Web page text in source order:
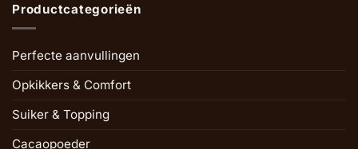
Productcategorieën
Perfecte aanvullingen
Opkikkers & Comfort
Suiker & Topping
Cacaopoeder